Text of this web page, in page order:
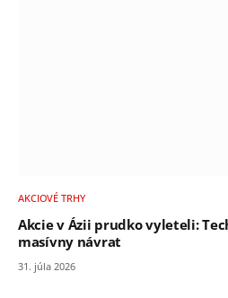
AKCIOVÉ TRHY
Akcie v Ázii prudko vyleteli:
masívny návrat
31. júla 2026